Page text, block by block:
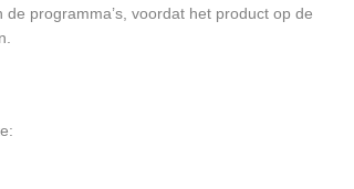
programma’s, voordat het product op de